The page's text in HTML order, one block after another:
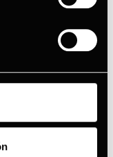
y seca